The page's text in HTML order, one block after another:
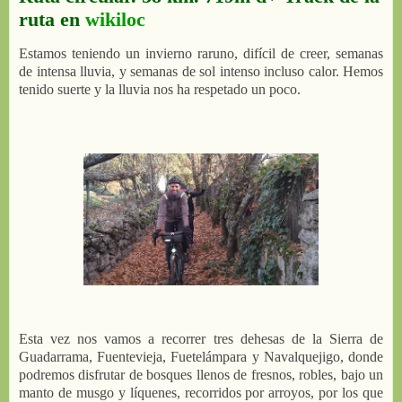
ruta en wikiloc
Estamos teniendo un invierno raruno, difícil de creer, semanas
de intensa lluvia, y semanas de sol intenso incluso calor. Hemos
tenido suerte y la lluvia nos ha respetado un poco.
Esta vez nos vamos a recorrer tres dehesas de la Sierra de
Guadarrama, Fuentevieja, Fuetelámpara y Navalquejigo, donde
podremos disfrutar de bosques llenos de fresnos, robles, bajo un
manto de musgo y líquenes, recorridos por arroyos, por los que